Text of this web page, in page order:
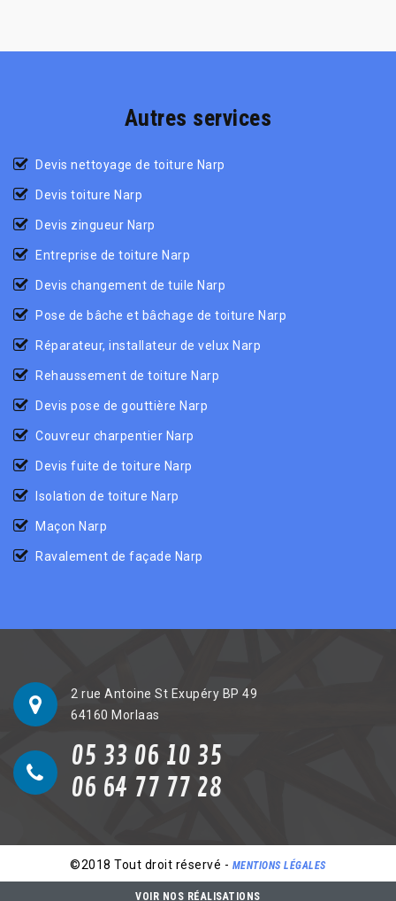
Autres services
Devis nettoyage de toiture Narp
Devis toiture Narp
Devis zingueur Narp
Entreprise de toiture Narp
Devis changement de tuile Narp
Pose de bâche et bâchage de toiture Narp
Réparateur, installateur de velux Narp
Rehaussement de toiture Narp
Devis pose de gouttière Narp
Couvreur charpentier Narp
Devis fuite de toiture Narp
Isolation de toiture Narp
Maçon Narp
Ravalement de façade Narp
2 rue Antoine St Exupéry BP 49
64160 Morlaas
05 33 06 10 35
06 64 77 77 28
©2018 Tout droit réservé - MENTIONS LÉGALES
VOIR NOS RÉALISATIONS